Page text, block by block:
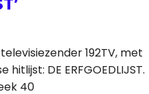
192TV, met
DE ERFGOEDLIJST.
40